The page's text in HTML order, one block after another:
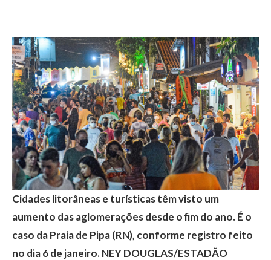
Cidades litorâneas e turísticas têm visto um
aumento das aglomerações desde o fim do ano. É o
caso da Praia de Pipa (RN), conforme registro feito
no dia 6 de janeiro.NEY DOUGLAS/ESTADÃO